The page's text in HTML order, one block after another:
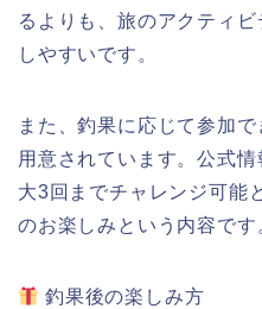
るよりも、旅のアクティ
しやすいです。
また、釣果に応じて参加
用意されています。公式
大3回までチャレンジ可能
のお楽しみという内容です
釣果後の楽しみ方